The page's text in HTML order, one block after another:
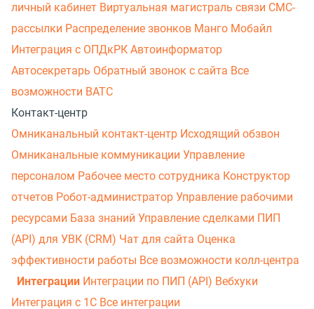
личный кабинет Виртуальная магистраль связи СМС-
рассылки Распределение звонков Манго Мобайл
Интеграция с ОПДкРК Автоинформатор
Автосекретарь Обратный звонок с сайта Все
возможности ВАТС
Контакт-центр
Омниканальный контакт-центр Исходящий обзвон
Омниканальные коммуникации Управление
персоналом Рабочее место сотрудника Конструктор
отчетов Робот-администратор Управление рабочими
ресурсами База знаний Управление сделками ПИП
(API) для УВК (CRM) Чат для сайта Оценка
эффективности работы Все возможности колл-центра
Интеграции Интеграции по ПИП (API) Вебхуки
Интеграция с 1С Все интеграции